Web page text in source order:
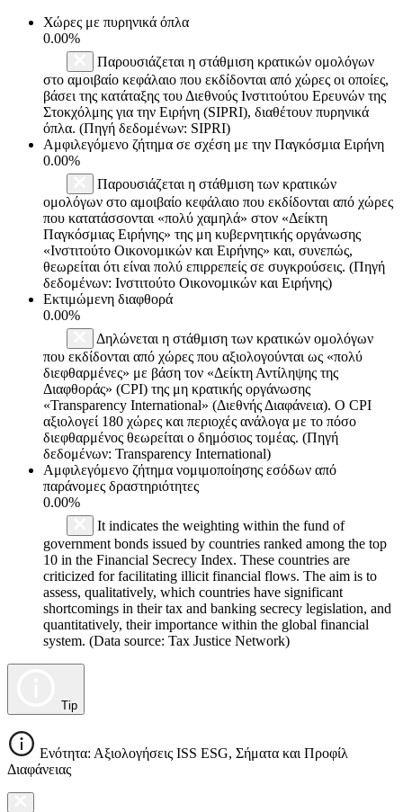
Χώρες με πυρηνικά όπλα
0.00%
Παρουσιάζεται η στάθμιση κρατικών ομολόγων
στο αμοιβαίο κεφάλαιο που εκδίδονται από χώρες οι οποίες,
βάσει της κατάταξης του Διεθνούς Ινστιτούτου Ερευνών της
Στοκχόλμης για την Ειρήνη (SIPRI), διαθέτουν πυρηνικά
όπλα. (Πηγή δεδομένων: SIPRI)
Αμφιλεγόμενο ζήτημα σε σχέση με την Παγκόσμια Ειρήνη
0.00%
Παρουσιάζεται η στάθμιση των κρατικών
ομολόγων στο αμοιβαίο κεφάλαιο που εκδίδονται από χώρες
που κατατάσσονται «πολύ χαμηλά» στον «Δείκτη
Παγκόσμιας Ειρήνης» της μη κυβερνητικής οργάνωσης
«Ινστιτούτο Οικονομικών και Ειρήνης» και, συνεπώς,
θεωρείται ότι είναι πολύ επιρρεπείς σε συγκρούσεις. (Πηγή
δεδομένων: Ινστιτούτο Οικονομικών και Ειρήνης)
Εκτιμώμενη διαφθορά
0.00%
Δηλώνεται η στάθμιση των κρατικών ομολόγων
που εκδίδονται από χώρες που αξιολογούνται ως «πολύ
διεφθαρμένες» με βάση τον «Δείκτη Αντίληψης της
Διαφθοράς» (CPI) της μη κρατικής οργάνωσης
«Transparency International» (Διεθνής Διαφάνεια). Ο CPI
αξιολογεί 180 χώρες και περιοχές ανάλογα με το πόσο
διεφθαρμένος θεωρείται ο δημόσιος τομέας. (Πηγή
δεδομένων: Transparency International)
Αμφιλεγόμενο ζήτημα νομιμοποίησης εσόδων από
παράνομες δραστηριότητες
0.00%
It indicates the weighting within the fund of
government bonds issued by countries ranked among the top
10 in the Financial Secrecy Index. These countries are
criticized for facilitating illicit financial flows. The aim is to
assess, qualitatively, which countries have significant
shortcomings in their tax and banking secrecy legislation, and
quantitatively, their importance within the global financial
system. (Data source: Tax Justice Network)
Tip
Ενότητα: Αξιολογήσεις ISS ESG, Σήματα και Προφίλ
Διαφάνειας